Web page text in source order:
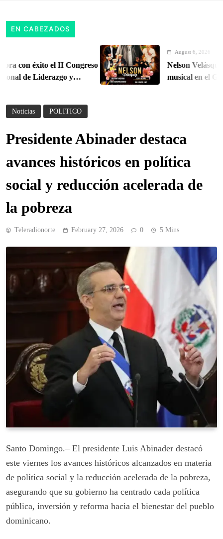
EN CABEZADOS
con éxito el II Congreso
de Liderazgo y
August 6, 2026
Nelson Velásquez
musical en el
Noticias POLITICO
Presidente Abinader destaca
avances históricos en política
social y reducción acelerada de
la pobreza
Teleradionorte February 27, 2026 0 5 Mins
Santo Domingo.– El presidente Luis Abinader destacó
este viernes los avances históricos alcanzados en materia
de política social y la reducción acelerada de la pobreza,
asegurando que su gobierno ha centrado cada política
pública, inversión y reforma hacia el bienestar del pueblo
dominicano.